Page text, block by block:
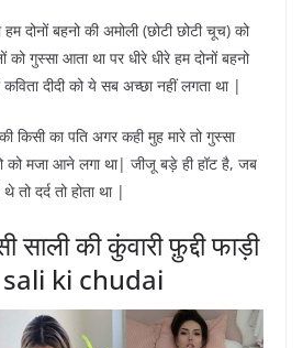
दोनों बहनो की अमोली (छोटी छोटी चूच) को
गुस्सा आता था पर धीरे धीरे हम दोनों बहनो
दीदी को ये सब अच्छा नहीं लगता था |
किसी का पति अगर कही मुह मारे तो गुस्सा
को मजा आने लगा था| जीजू बड़े ही हॉट है, जब
तो दर्द तो होता था |
की कुंवारी फ़ुद्दी फाड़ी
sali ki chudai